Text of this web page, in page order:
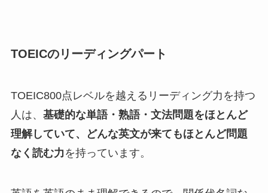
TOEICのリーディングパート
TOEIC800点レベルを越えるリーディング力を持つ
人は、 基礎的な単語・熟語・文法問題をほとんど
理解していて、どんな英文が来てもほとんど問題
なく読む力 を持っています。